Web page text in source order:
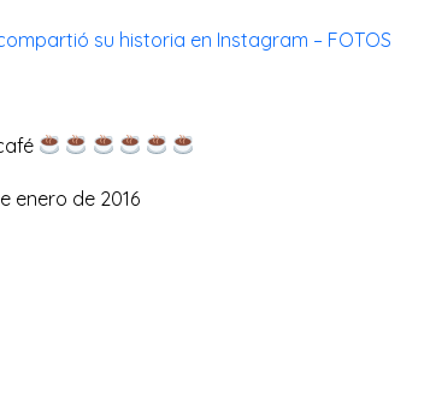
su historia en Instagram – FOTOS
enero de 2016